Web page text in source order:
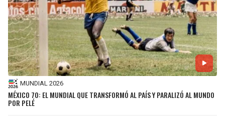
MUNDIAL 2026
MÉXICO 70: EL MUNDIAL QUE TRANSFORMÓ AL PAÍS Y PARALIZÓ AL MUNDO
POR PELÉ